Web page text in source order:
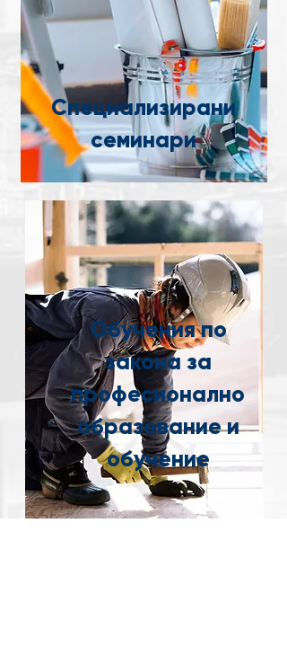
Специализирани
семинари
Обучения по
закона за
професионално
образование и
обучение